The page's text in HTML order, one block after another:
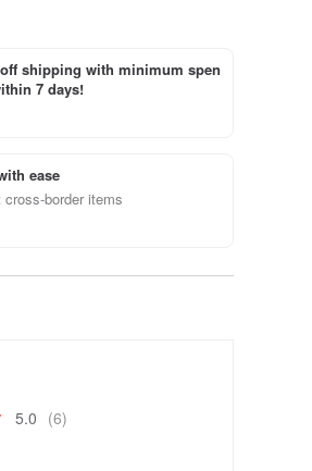
shipping with minimum spen
7 days!
ease
border items
5.0 (6)